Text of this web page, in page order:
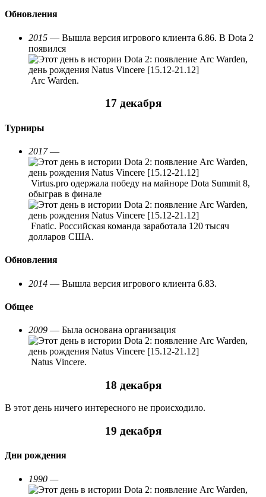
Обновления
2015 — Вышла версия игрового клиента 6.86. В Dota 2
появился
Arc Warden.
17 декабря
Турниры
2017—
Virtus.pro одержала победу на майноре Dota Summit 8,
обыграв в финале
Fnatic. Российская команда заработала 120 тысяч
долларов США.
Обновления
2014 — Вышла версия игрового клиента 6.83.
Общее
2009 — Была основана организация
Natus Vincere.
18 декабря
В этот день ничего интересного не происходило.
19 декабря
Дни рождения
1990 —